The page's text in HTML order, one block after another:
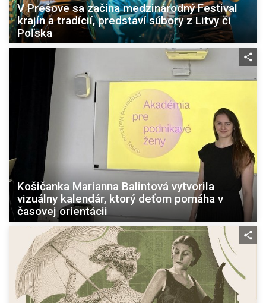
V Prešove sa začína medzinárodný Festival
krajín a tradícií, predstaví súbory z Litvy či
Poľska
Košičanka Marianna Balintová vytvorila
vizuálny kalendár, ktorý deťom pomáha v
časovej orientácii